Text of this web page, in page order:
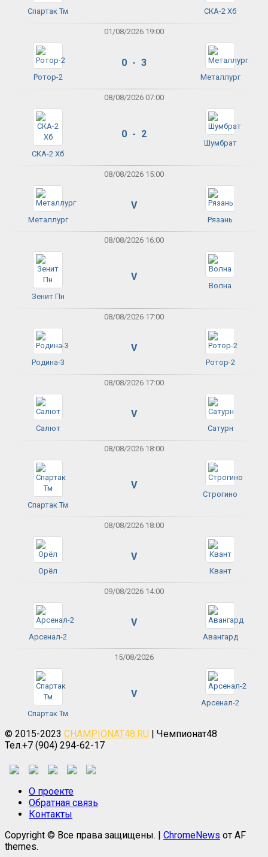
Спартак Тм СКА-2 Хб
01/08/2026 19:00
Ротор-2
0 - 3
Металлург
08/08/2026 07:00
СКА-2 Хб
0 - 2
Шумбрат
08/08/2026 15:00
Металлург
V
Рязань
08/08/2026 16:00
Зенит Пн
V
Волна
08/08/2026 17:00
Родина-3
V
Ротор-2
08/08/2026 17:00
Салют
V
Сатурн
08/08/2026 18:00
Спартак Тм
V
Строгино
08/08/2026 18:00
Орёл
V
Квант
09/08/2026 14:00
Арсенал-2
V
Авангард
15/08/2026
Спартак Тм
V
Арсенал-2
© 2015-2023 CHAMPIONAT48.RU | Чемпионат48
Тел.+7 (904) 294-62-17
О проекте
Обратная связь
Контакты
Copyright © Все права защищены.
ChromeNews от AF
themes.